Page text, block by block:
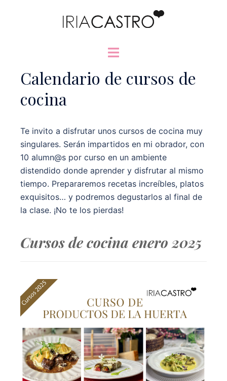
Alternar
Calendario de cursos de
cocina
Te invito a disfrutar unos cursos de cocina muy
singulares. Serán impartidos en mi obrador, con
10 alumn@s por curso en un ambiente
distendido donde aprender y disfrutar al mismo
tiempo. Prepararemos recetas increíbles, platos
exquisitos… y podremos degustarlos al final de
la clase. ¡No te los pierdas!
Cursos de cocina enero 2025